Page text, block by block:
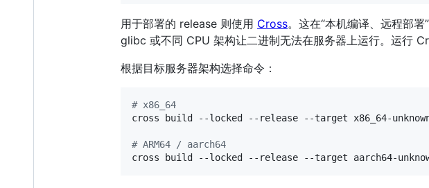
用于部署的 release 则使用 Cross。这在“本机编译、远程部
glibc 或不同 CPU 架构让二进制无法在服务器上运行。运行
根据目标服务器架构选择命令：
# x86_64
cross build --locked --release --target x86_64-
# ARM64 / aarch64
cross build --locked --release --target aarch64-